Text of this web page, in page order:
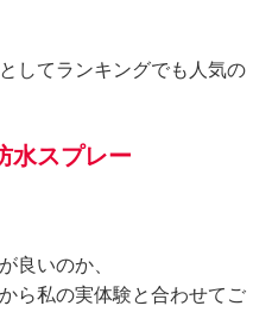
してランキングでも人気の
水スプレー
良いのか、
ら私の実体験と合わせてご